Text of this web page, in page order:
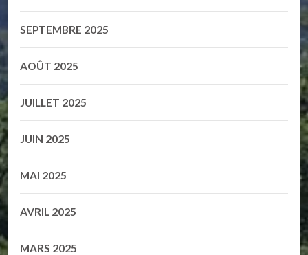
SEPTEMBRE 2025
AOÛT 2025
JUILLET 2025
JUIN 2025
MAI 2025
AVRIL 2025
MARS 2025